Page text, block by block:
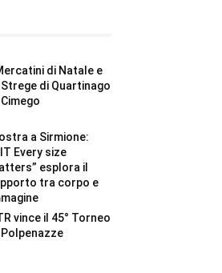
di Natale e
di Quartinago
a Sirmione:
Every size
esplora il
tra corpo e
vince il 45° Torneo